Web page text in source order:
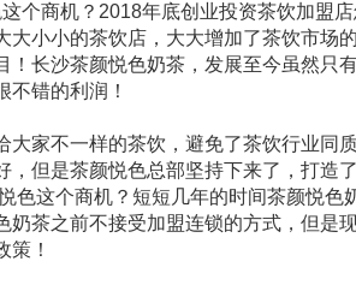
这个商机？2018年底创业投资茶饮加盟
大小小的茶饮店，大大增加了茶饮市场
长沙茶颜悦色奶茶，发展至今虽然只
错的利润！
家不一样的茶饮，避免了茶饮行业同
，但是茶颜悦色总部坚持下来了，打造
色这个商机？短短几年的时间茶颜悦
奶茶之前不接受加盟连锁的方式，但是
策！